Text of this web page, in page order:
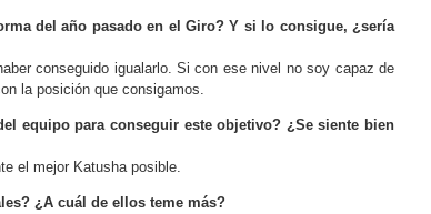
del año pasado en el Giro? Y si lo consigue, ¿sería
conseguido igualarlo. Si con ese nivel no soy capaz de
la posición que consigamos.
equipo para conseguir este objetivo? ¿Se siente bien
el mejor Katusha posible.
¿A cuál de ellos teme más?